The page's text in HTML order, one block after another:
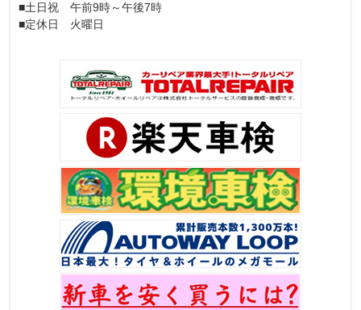
■土日祝 午前9時～午後7時
■定休日 火曜日